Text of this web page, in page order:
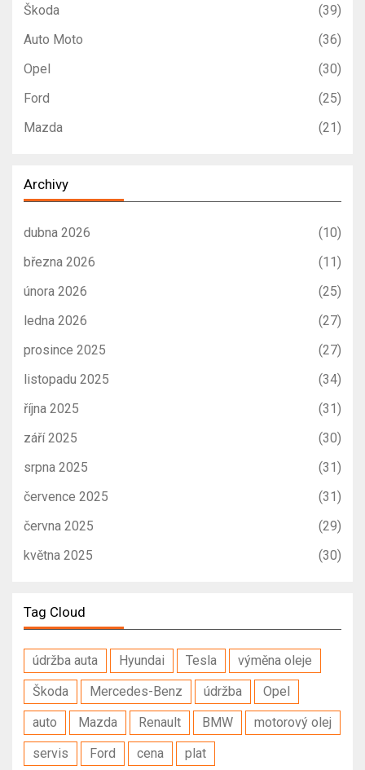
Škoda
(39)
Auto Moto
(36)
Opel
(30)
Ford
(25)
Mazda
(21)
Archivy
dubna 2026
(10)
března 2026
(11)
února 2026
(25)
ledna 2026
(27)
prosince 2025
(27)
listopadu 2025
(34)
října 2025
(31)
září 2025
(30)
srpna 2025
(31)
července 2025
(31)
června 2025
(29)
května 2025
(30)
Tag Cloud
údržba auta Hyundai Tesla
výměna oleje
Škoda
Mercedes-Benz údržba
Opel
auto
Mazda Renault BMW
motorový olej
servis
Ford cena plat